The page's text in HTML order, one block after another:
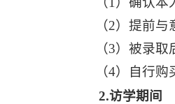
（2）提前与
（3）被录取
（4）自行购
2.访学期间